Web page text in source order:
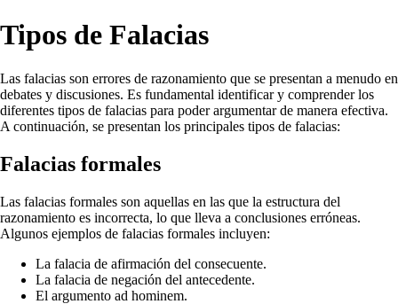
Tipos de Falacias
Las falacias son errores de razonamiento que se presentan a menudo en
debates y discusiones. Es fundamental identificar y comprender los
diferentes tipos de falacias para poder argumentar de manera efectiva.
A continuación, se presentan los principales tipos de falacias:
Falacias formales
Las falacias formales son aquellas en las que la estructura del
razonamiento es incorrecta, lo que lleva a conclusiones erróneas.
Algunos ejemplos de falacias formales incluyen:
La falacia de afirmación del consecuente.
La falacia de negación del antecedente.
El argumento ad hominem.